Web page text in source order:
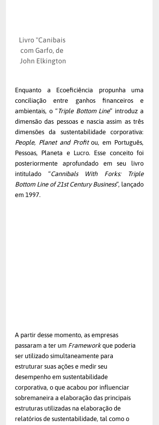
Livro "Canibais
com Garfo, de
John Elkington
Enquanto a Ecoeficiência propunha uma
conciliação entre ganhos financeiros e
ambientais, o “Triple Bottom Line” introduz a
dimensão das pessoas e nascia assim as três
People, Planet and Profit ou, em Português,
Pessoas, Planeta e Lucro. Esse conceito foi
posteriormente aprofundado em seu livro
intitulado “Cannibals With Forks: Triple
Bottom Line of 21st Century Business”, lançado
em 1997.
A partir desse momento, as empresas
passaram a ter um Framework que poderia
ser utilizado simultaneamente para
estruturar suas ações e medir seu
desempenho em sustentabilidade
corporativa, o que acabou por influenciar
sobremaneira a elaboração das principais
estruturas utilizadas na elaboração de
relatórios de sustentabilidade, tal como o